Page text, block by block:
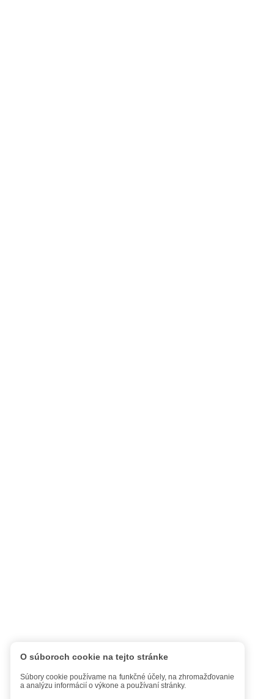
O súboroch cookie na tejto stránke
Súbory cookie používame na funkčné účely, na zhromažďovanie
a analýzu informácií o výkone a používaní stránky.